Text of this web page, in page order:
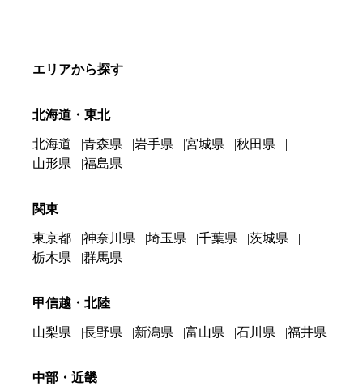
エリアから探す
北海道・東北
北海道 青森県 岩手県 宮城県
秋田県
山形県
福島県
関東
東京都 神奈川県 埼玉県 千葉県
茨城県
栃木県
群馬県
甲信越・北陸
山梨県 長野県 新潟県 富山県 石川県 福井県
中部・近畿